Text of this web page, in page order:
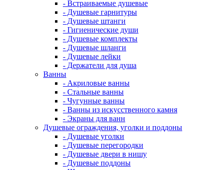
- Встраиваемые душевые
- Душевые гарнитуры
- Душевые штанги
- Гигиенические души
- Душевые комплекты
- Душевые шланги
- Душевые лейки
- Держатели для душа
Ванны
- Акриловые ванны
- Стальные ванны
- Чугунные ванны
- Ванны из искусственного камня
- Экраны для ванн
Душевые ограждения, уголки и поддоны
- Душевые уголки
- Душевые перегородки
- Душевые двери в нишу
- Душевые поддоны